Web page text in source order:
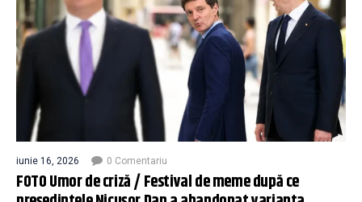
iunie 16, 2026 0 Comentariu
FOTO Umor de criză / Festival de meme după ce